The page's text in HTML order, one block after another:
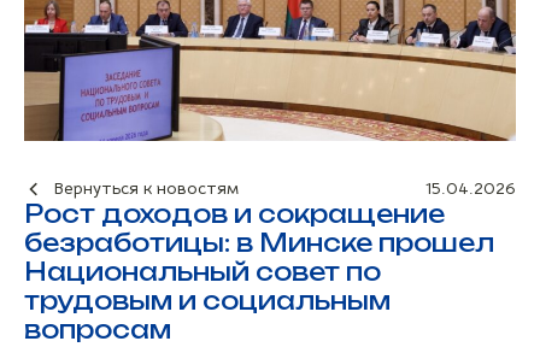
Вернуться к новостям 15.04.2026
Рост доходов и сокращение
безработицы: в Минске прошел
Национальный совет по
трудовым и социальным
вопросам